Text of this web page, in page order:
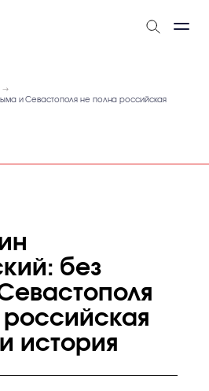
и Севастополя не полна российская
без
история